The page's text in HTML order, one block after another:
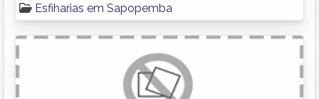
Esfiharias em Sapopemba